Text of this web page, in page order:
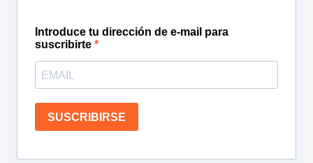
Introduce tu dirección de e-mail para
suscribirte
SUSCRIBIRSE